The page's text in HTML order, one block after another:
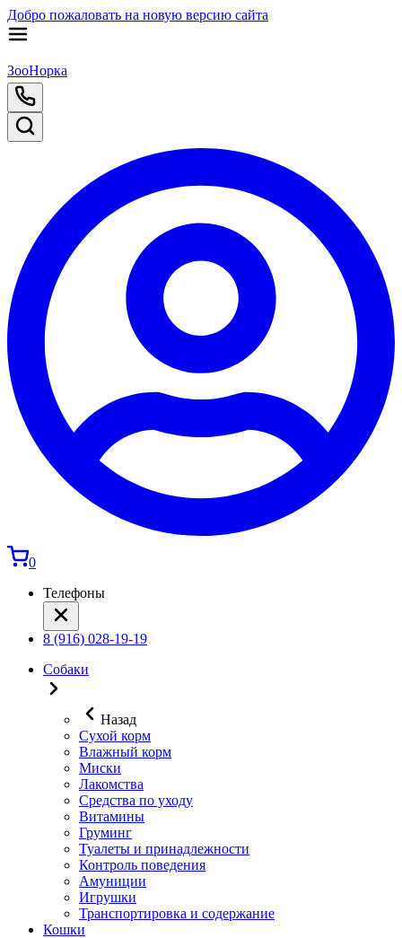
Добро пожаловать на новую версию сайта
ЗооНорка
0
Телефоны
8 (916) 028-19-19
Собаки
Назад
Сухой корм
Влажный корм
Миски
Лакомства
Средства по уходу
Витамины
Груминг
Туалеты и принадлежности
Контроль поведения
Амуниции
Игрушки
Транспортировка и содержание
Кошки